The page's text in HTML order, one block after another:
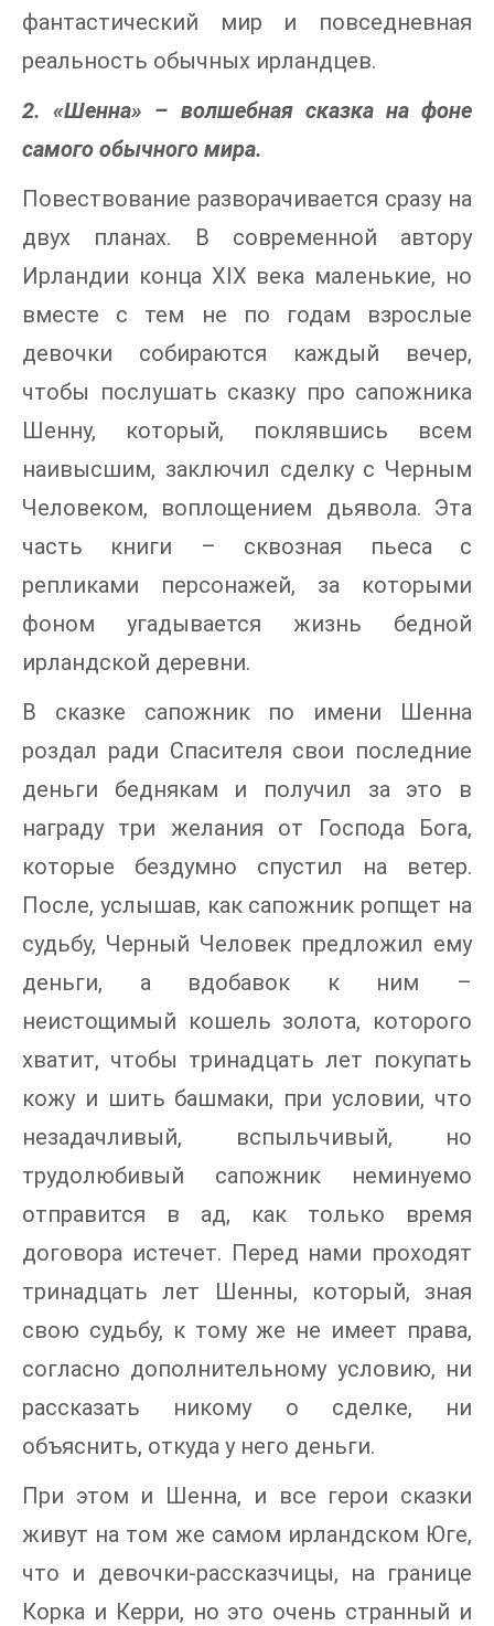
фантастический мир и повседневная
реальность обычных ирландцев.
2. «Шенна» – волшебная сказка на фоне
самого обычного мира.
Повествование разворачивается сразу на
двух планах. В современной автору
Ирландии конца XIX века маленькие, но
вместе с тем не по годам взрослые
девочки собираются каждый вечер,
чтобы послушать сказку про сапожника
Шенну, который, поклявшись всем
наивысшим, заключил сделку с Черным
Человеком, воплощением дьявола. Эта
часть книги – сквозная пьеса с
репликами персонажей, за которыми
фоном угадывается жизнь бедной
ирландской деревни.
В сказке сапожник по имени Шенна
роздал ради Спасителя свои последние
деньги беднякам и получил за это в
награду три желания от Господа Бога,
которые бездумно спустил на ветер.
После, услышав, как сапожник ропщет на
судьбу, Черный Человек предложил ему
деньги, а вдобавок к ним –
неистощимый кошель золота, которого
хватит, чтобы тринадцать лет покупать
кожу и шить башмаки, при условии, что
незадачливый, вспыльчивый, но
трудолюбивый сапожник неминуемо
отправится в ад, как только время
договора истечет. Перед нами проходят
тринадцать лет Шенны, который, зная
свою судьбу, к тому же не имеет права,
согласно дополнительному условию, ни
рассказать никому о сделке, ни
объяснить, откуда у него деньги.
При этом и Шенна, и все герои сказки
живут на том же самом ирландском Юге,
что и девочки-рассказчицы, на границе
Корка и Керри, но это очень странный и